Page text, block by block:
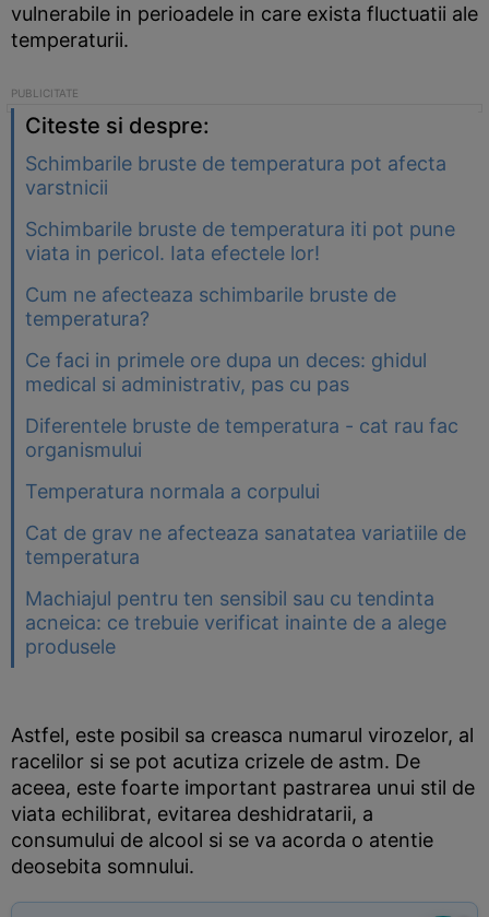
vulnerabile in perioadele in care exista fluctuatii ale
temperaturii.
Citeste si despre:
Schimbarile bruste de temperatura pot afecta
varstnicii
Schimbarile bruste de temperatura iti pot pune
viata in pericol. Iata efectele lor!
Cum ne afecteaza schimbarile bruste de
temperatura?
Ce faci in primele ore dupa un deces: ghidul
medical si administrativ, pas cu pas
Diferentele bruste de temperatura - cat rau fac
organismului
Temperatura normala a corpului
Cat de grav ne afecteaza sanatatea variatiile de
temperatura
Machiajul pentru ten sensibil sau cu tendinta
acneica: ce trebuie verificat inainte de a alege
produsele
Astfel, este posibil sa creasca numarul virozelor, al
racelilor si se pot acutiza crizele de astm. De
aceea, este foarte important pastrarea unui stil de
viata echilibrat, evitarea deshidratarii, a
consumului de alcool si se va acorda o atentie
deosebita somnului.